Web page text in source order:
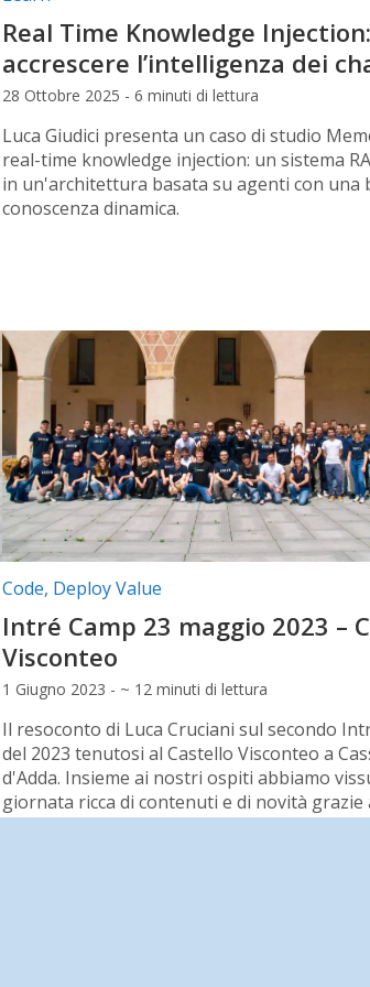
Real Time Knowledge Injection:
accrescere l’intelligenza dei
28 Ottobre 2025 - 6 minuti di lettura
Luca Giudici presenta un caso di studio
real-time knowledge injection: un sistema
in un'architettura basata su agenti con una
conoscenza dinamica.
Categorie articolo:
Code, Deploy Value
Intré Camp 23 maggio 2023 –
Visconteo
1 Giugno 2023 - ~ 12 minuti di lettura
Il resoconto di Luca Cruciani sul secondo
del 2023 tenutosi al Castello Visconteo a
d'Adda. Insieme ai nostri ospiti abbiamo
giornata ricca di contenuti e di novità grazie